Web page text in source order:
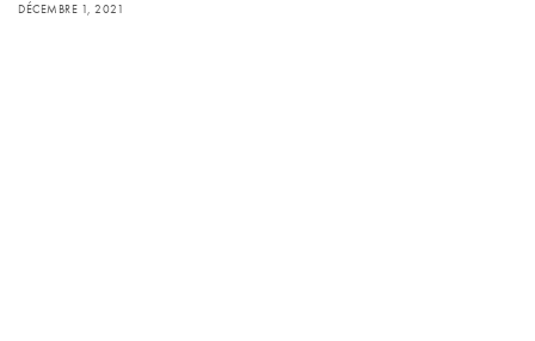
DÉCEMBRE 1, 2021